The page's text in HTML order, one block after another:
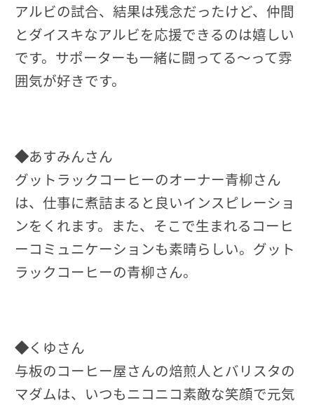
アルビの試合、結果は残念だったけど、仲間
とダイスキなアルビを応援できるのは嬉しい
です。サポーターも一緒に闘ってる～って雰
囲気が好きです。
◆あすみんさん
グットラックコーヒーのオーナー青柳さん
は、仕事に煮詰まると良いインスピレーショ
ンをくれます。また、そこで生まれるコーヒ
ーコミュニケーションも素晴らしい。グット
ラックコーヒーの青柳さん。
◆くゆさん
与板のコーヒー屋さんの焙煎人とバリスタの
マダムは、いつもニコニコ素敵な笑顔で元気